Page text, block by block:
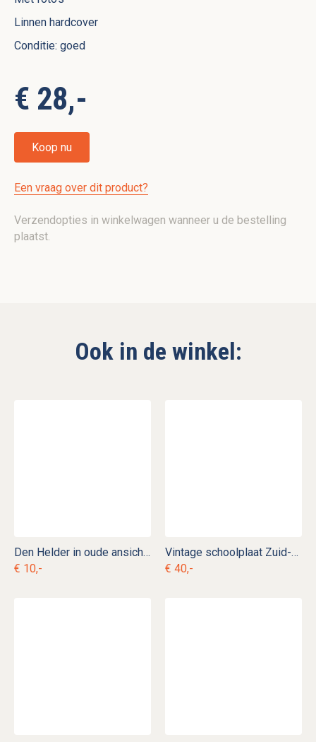
Linnen hardcover
Conditie: goed
€ 28,-
Koop nu
Een vraag over dit product?
Verzendopties in winkelwagen wanneer u de bestelling
plaatst.
Ook in de winkel:
Den Helder in oude ansichten
€ 10,-
Vintage schoolplaat Zuid-Amerika nr. 5
€ 40,-